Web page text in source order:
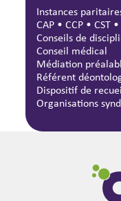
Instances
CAP •CCP •CST •
Conseils de
Conseil médical
Médiation
Référent
Dispositif de
Organisations